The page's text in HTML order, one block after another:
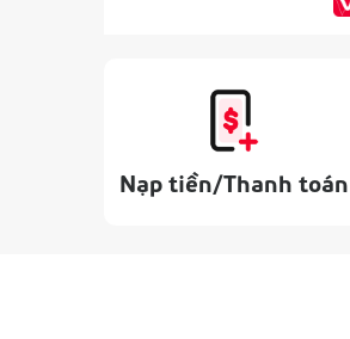
Nạp tiền/Thanh toán